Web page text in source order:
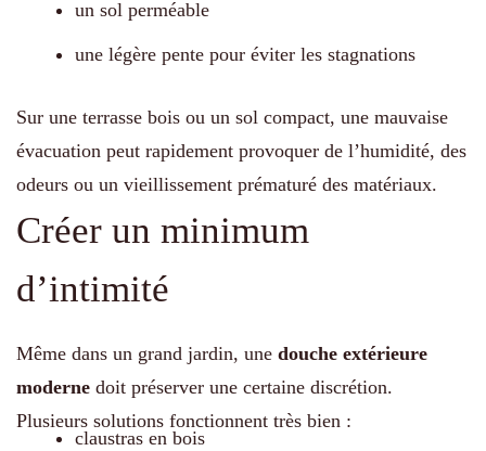
un sol perméable
une légère pente pour éviter les stagnations
Sur une terrasse bois ou un sol compact, une mauvaise
évacuation peut rapidement provoquer de l’humidité, des
odeurs ou un vieillissement prématuré des matériaux.
Créer un minimum
d’intimité
Même dans un grand jardin, une douche extérieure
moderne doit préserver une certaine discrétion.
Plusieurs solutions fonctionnent très bien :
claustras en bois